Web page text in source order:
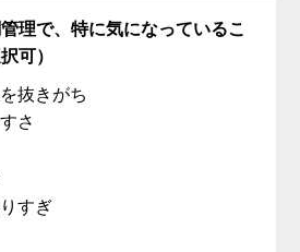
理で、特に気になっているこ
可）
抜きがち
さ
すぎ